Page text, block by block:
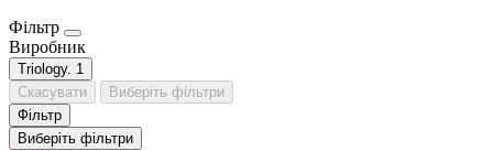
Фільтр
Виробник
Triology. 1
Скасувати
Виберіть фільтри
Фільтр
Виберіть фільтри